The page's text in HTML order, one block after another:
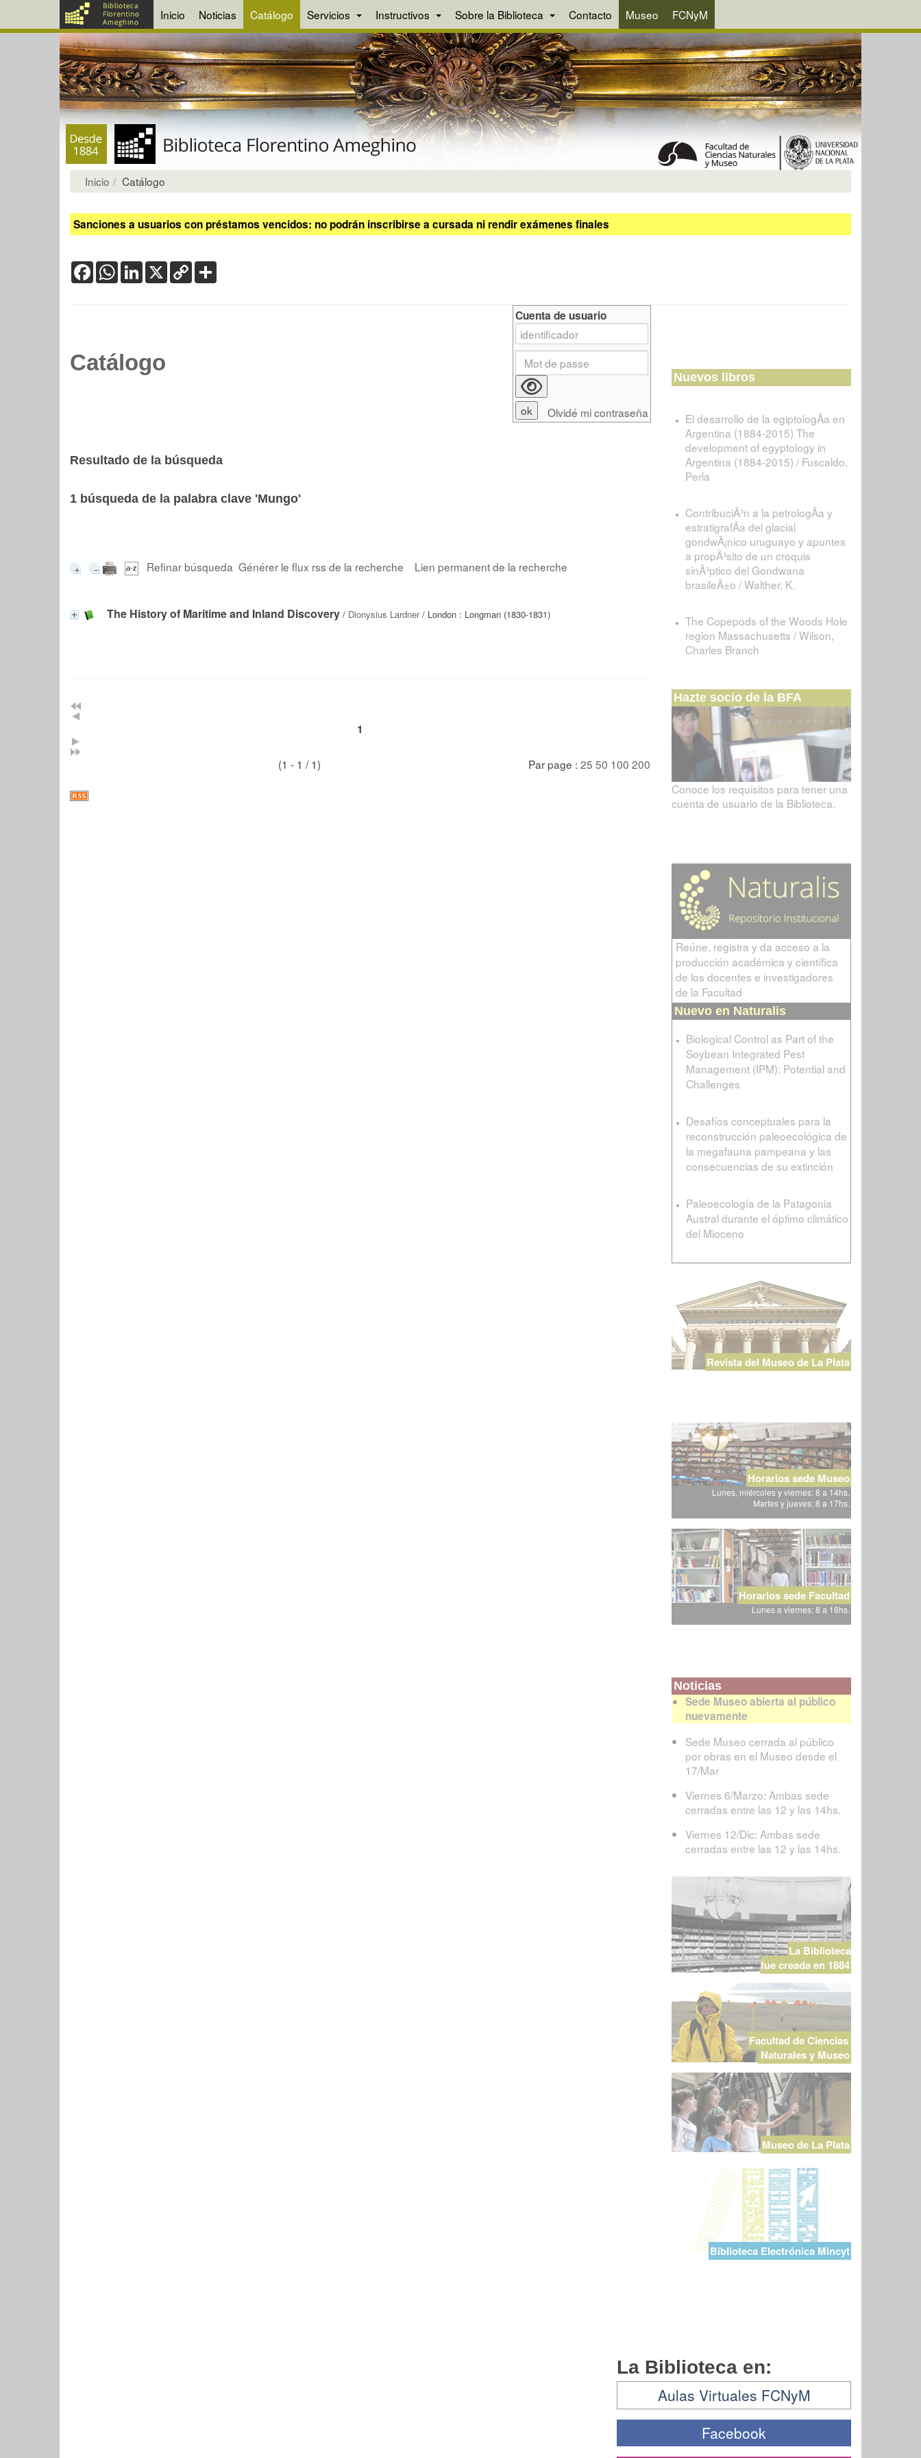
Inicio Noticias Catálogo Servicios Instructivos Sobre la Biblioteca Contacto Museo FCNyM
Inicio Catálogo
Sanciones a usuarios con préstamos vencidos: no podrán inscribirse a cursada ni rendir exámenes finales
FacebookWhatsApp
LinkedIn
X Copy
Link
Catálogo
Resultado de la búsqueda
1 búsqueda de la palabra clave 'Mungo'
Refinar búsqueda Générer le flux rss de la recherche Lien permanent de la recherche
The History of Maritime and Inland Discovery / Dionysius Lardner/ London : Longman (1830-1831)
1
(1 - 1 / 1) Par page : 25 50 100 200
Cuenta de usuario
Olvidé mi contraseña
Nuevos libros
El desarrollo de la egiptologÃ­a en
Argentina (1884-2015) The
development of egyptology in
Argentina (1884-2015) / Fuscaldo,
Perla
ContribuciÃ³n a la petrologÃ­a y
estratigrafÃ­a del glacial
gondwÃ¡nico uruguayo y apuntes
a propÃ³sito de un croquis
sinÃ³ptico del Gondwana
brasileÃ±o / Walther, K.
The Copepods of the Woods Hole
region Massachusetts / Wilson,
Charles Branch
Hazte socio de la BFA
Conoce los requisitos para tener una
cuenta de usuario de la Biblioteca.
Reúne, registra y da acceso a la
producción académica y científica
de los docentes e investigadores
de la Facultad
Nuevo en Naturalis
Biological Control as Part of the
Soybean Integrated Pest
Management (IPM): Potential and
Challenges
Desafíos conceptuales para la
reconstrucción paleoecológica de
la megafauna pampeana y las
consecuencias de su extinción
Paleoecología de la Patagonia
Austral durante el óptimo climático
del Mioceno
Revista del Museo de La Plata
Horarios sede Museo
Lunes, miércoles y viernes: 8 a 14hs.
Martes y jueves: 8 a 17hs.
Horarios sede Facultad
Lunes a viernes: 8 a 18hs.
Noticias
Sede Museo abierta al público
nuevamente
Sede Museo cerrada al público
por obras en el Museo desde el
17/Mar
Viernes 6/Marzo: Ambas sede
cerradas entre las 12 y las 14hs.
Viernes 12/Dic: Ambas sede
cerradas entre las 12 y las 14hs.
La Biblioteca
fue creada en 1884
Facultad de Ciencias
Naturales y Museo
Museo de La Plata
Biblioteca Electrónica Mincyt
La Biblioteca en:
Aulas Virtuales FCNyM
Facebook